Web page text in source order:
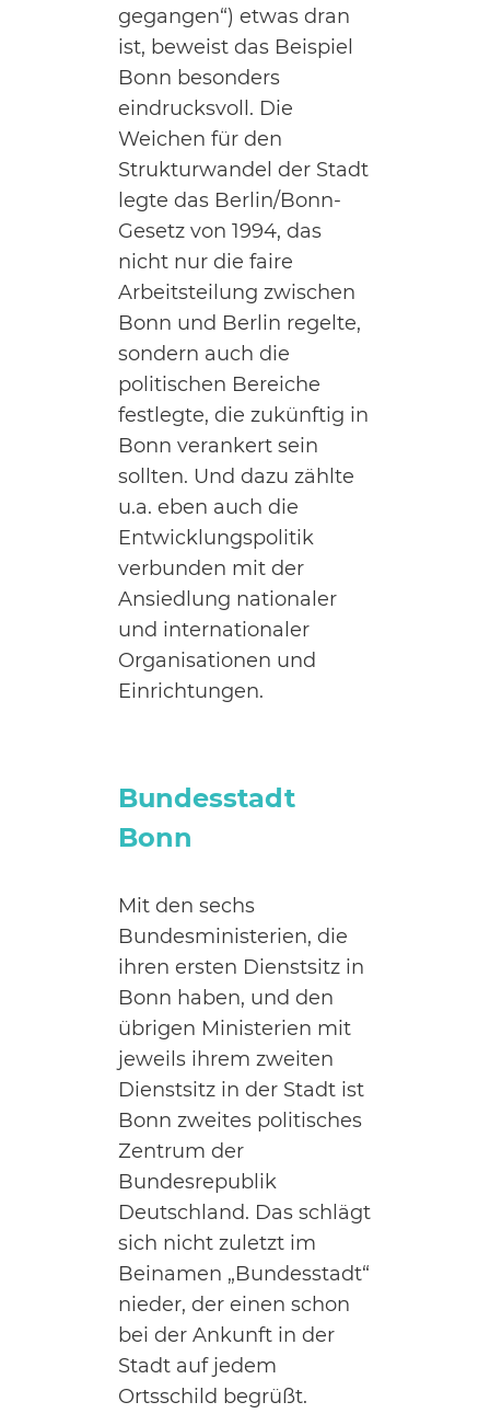
gegangen“) etwas dran
ist, beweist das Beispiel
Bonn besonders
eindrucksvoll. Die
Weichen für den
Strukturwandel der Stadt
legte das Berlin/Bonn-
Gesetz von 1994, das
nicht nur die faire
Arbeitsteilung zwischen
Bonn und Berlin regelte,
sondern auch die
politischen Bereiche
festlegte, die zukünftig in
Bonn verankert sein
sollten. Und dazu zählte
u.a. eben auch die
Entwicklungspolitik
verbunden mit der
Ansiedlung nationaler
und internationaler
Organisationen und
Einrichtungen.
Bundesstadt
Bonn
Mit den sechs
Bundesministerien, die
ihren ersten Dienstsitz in
Bonn haben, und den
übrigen Ministerien mit
jeweils ihrem zweiten
Dienstsitz in der Stadt ist
Bonn zweites politisches
Zentrum der
Bundesrepublik
Deutschland. Das schlägt
sich nicht zuletzt im
Beinamen „Bundesstadt“
nieder, der einen schon
bei der Ankunft in der
Stadt auf jedem
Ortsschild begrüßt.